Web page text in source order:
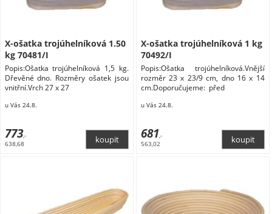
X-ošatka trojúhelníková 1.50
kg 70481/I
Popis:Ošatka trojúhelníková 1,5 kg.
Dřevěné dno. Rozměry ošatek jsou
vnitřní.Vrch 27 x 27
u Vás 24.8.
773,-
638,68
X-ošatka trojúhelníková 1 kg
70492/I
Popis:Ošatka trojúhelníková.Vnější
rozměr 23 x 23/9 cm, dno 16 x 14
cm.Doporučujeme: před
u Vás 24.8.
681,-
563,02